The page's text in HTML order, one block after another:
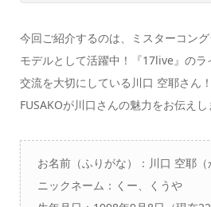
今回ご紹介するのは、
ミスターコン
モデルとして活躍中！
『17live』のラ
交流を大切にしている川口 空耶さん
FUSAKOが川口さんの魅力をお伝えし
お名前（ふりがな）： 川口 空耶（
ニックネーム：くー、くうや